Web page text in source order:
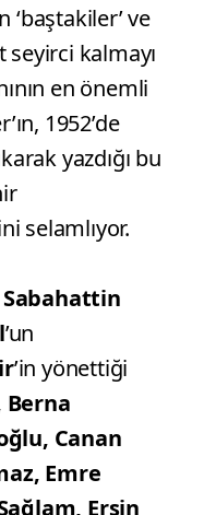
‘baştakiler’ ve
seyirci kalmayı
en önemli
1952’de
yazdığı bu
selamlıyor.
Sabahattin
’un
’in yönettiği
Berna
Canan
Emre
Ersin